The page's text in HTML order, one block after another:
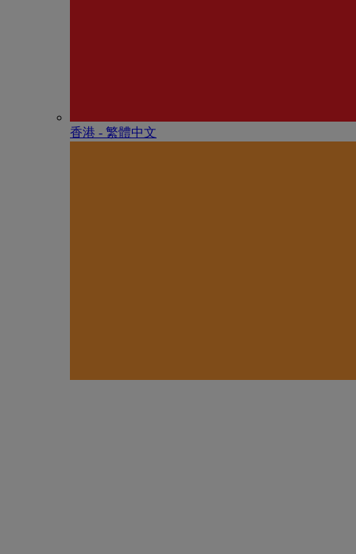
香港 - 繁體中文